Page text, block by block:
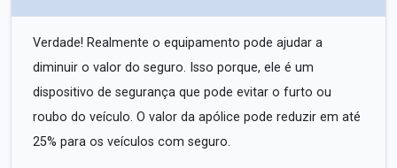
Verdade! Realmente o equipamento pode ajudar a
diminuir o valor do seguro. Isso porque, ele é um
dispositivo de segurança que pode evitar o furto ou
roubo do veículo. O valor da apólice pode reduzir em até
25% para os veículos com seguro.